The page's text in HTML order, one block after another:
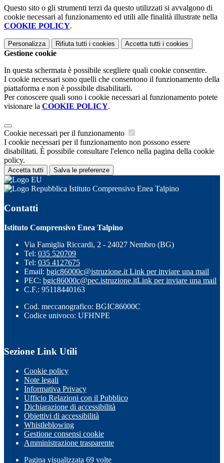
Questo sito o gli strumenti terzi da questo utilizzati si avvalgono di
cookie necessari al funzionamento ed utili alle finalità illustrate nella
COOKIE POLICY.
Personalizza Rifiuta tutti i cookies Accetta tutti i cookies
Gestione cookie
In questa schermata è possibile scegliere quali cookie consentire.
I cookie necessari sono quelli che consentono il funzionamento della
piattaforma e non è possibile disabilitarli.
Per conoscere quali sono i cookie necessari al funzionamento potete
visionare la COOKIE POLICY.
Cookie necessari per il funzionamento
I cookie necessari per il funzionamento non possono essere
disabilitati. È possibile consultare l'elenco nella pagina della cookie
policy.
Accetta tutti Salva le preferenze
Istituto Comprensivo Enea Talpino
Contatti
Istituto Comprensivo Enea Talpino
Via Famiglia Riccardi, 2 - 24027 Nembro (BG)
Tel: 035 520709
Tel: 035 4127675
Email: bgic86000c@istruzione.it Link per inviare una mail
PEC: bgic86000c@pec.istruzione.itLink per inviare una mail
C.F.: 95118440163
Cod. meccanografico: BGIC86000C
Codice univoco: UFHNPE
Sezione Link Utili
Cookie policy
Note legali
Informativa Privacy
Ufficio Relazioni con il Pubblico
Dichiarazione di accessibilità
Obiettivi di accessibilità
Whistleblowing
Gestione consensi cookie
Amministrazione trasparente
Pagina visualizzata 69 volte